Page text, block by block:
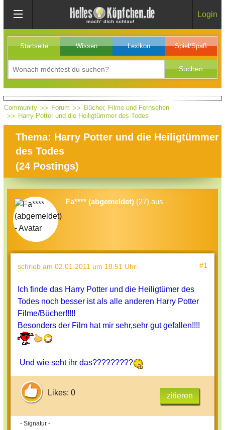
Login
Startseite Wissen Lexikon Spiel/Spaß
Community Forum
Bücher, Filme und Fernsehen
Harry Potter und die Heiligtümmer des Todes
Thema: Harry Potter und die Heiligtümmer
des Todes
(24 Postings)
Fa**** (abgemeldet) (27) aus
schrieb am 02.01.2011 um 18:51 Uhr: #1
Ich finde das Harry Potter und die Heiligtümer des
Todes noch besser ist als alle anderen Harry Potter
Filme/Bücher!!!!!
Besonders der Film hat mir sehr,sehr gut gefallen!!!!
Und wie seht ihr das?????????
Likes: 0 zitieren
- Signatur -